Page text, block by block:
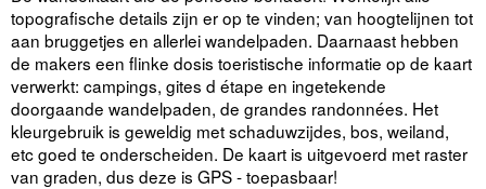
topografische details zijn er op te vinden; van hoogtelijnen tot
aan bruggetjes en allerlei wandelpaden. Daarnaast hebben
de makers een flinke dosis toeristische informatie op de kaart
verwerkt: campings, gites d étape en ingetekende
doorgaande wandelpaden, de grandes randonnées. Het
kleurgebruik is geweldig met schaduwzijdes, bos, weiland,
etc goed te onderscheiden. De kaart is uitgevoerd met raster
van graden, dus deze is GPS - toepasbaar!